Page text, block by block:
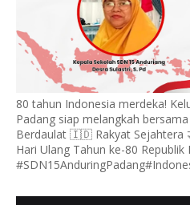
80 tahun Indonesia merdeka!
Padang siap melangkah
Berdaulat 🇮🇩 Rakyat Sejahtera
Hari Ulang Tahun ke-80 Republik